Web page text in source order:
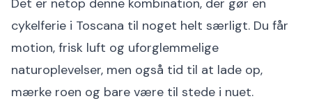
Det er netop denne kombination, der gør en
cykelferie i Toscana til noget helt særligt. Du får
motion, frisk luft og uforglemmelige
naturoplevelser, men også tid til at lade op,
mærke roen og bare være til stede i nuet.